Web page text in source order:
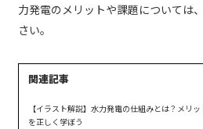
力発電のメリットや課題については
さい。
【イラスト解説】水力発電の仕組みとは？メリ
を正しく学ぼう